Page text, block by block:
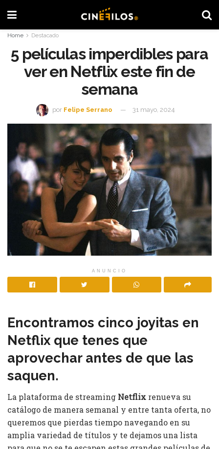
Home Destacado
5 películas imperdibles para
ver en Netflix este fin de
semana
por Felipe Serrano 31 mayo, 2024
ANUNCIO
Encontramos cinco joyitas en
Netflix que tenes que
aprovechar antes de que las
saquen.
La plataforma de streaming Netflix renueva su
catálogo de manera semanal y entre tanta oferta, no
queremos que pierdas tiempo navegando en su
amplia variedad de títulos y te dejamos una lista